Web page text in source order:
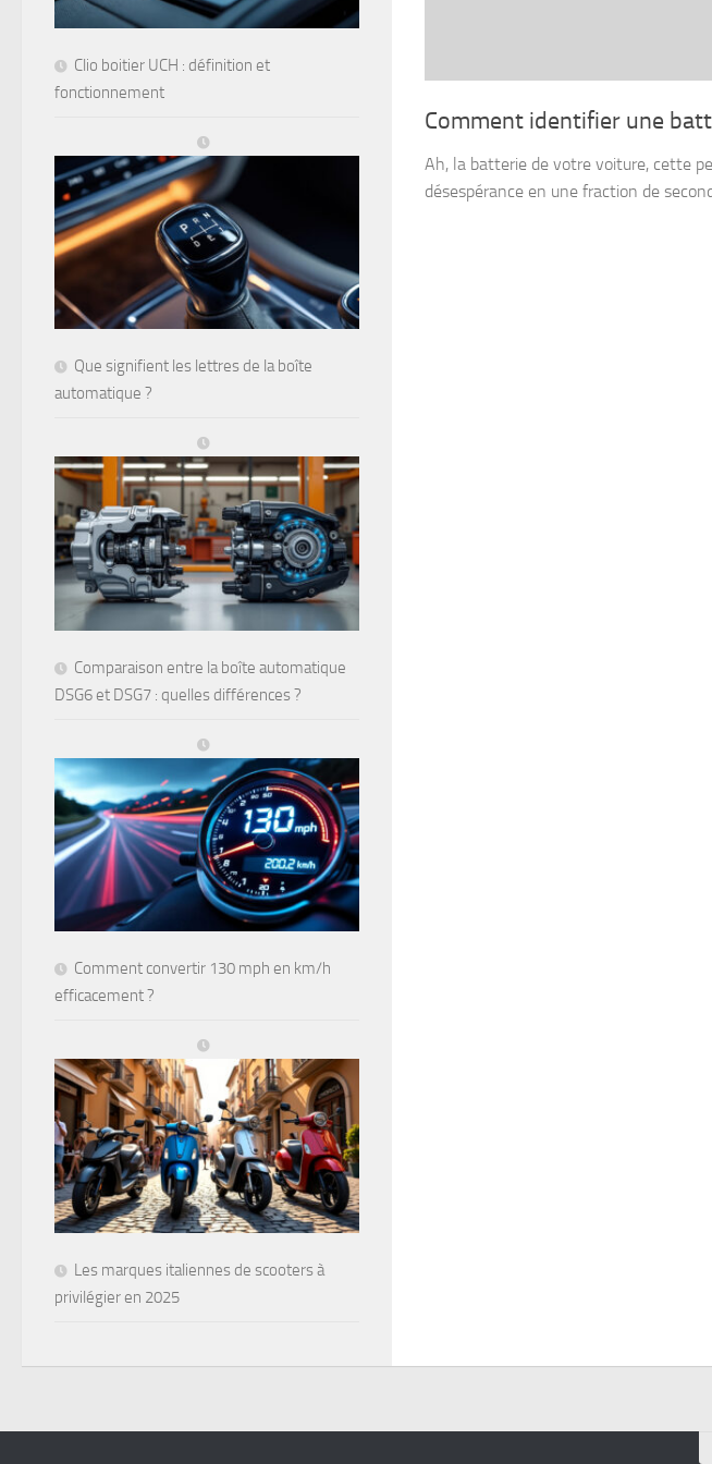
Comment identifier une
Ah, la batterie de votre voiture, cette
désespérance en une fraction de
Clio boitier UCH : définition et
fonctionnement
Que signifient les lettres de la boîte
automatique ?
Comparaison entre la boîte automatique
DSG6 et DSG7 : quelles différences ?
Comment convertir 130 mph en km/h
efficacement ?
Les marques italiennes de scooters à
privilégier en 2025